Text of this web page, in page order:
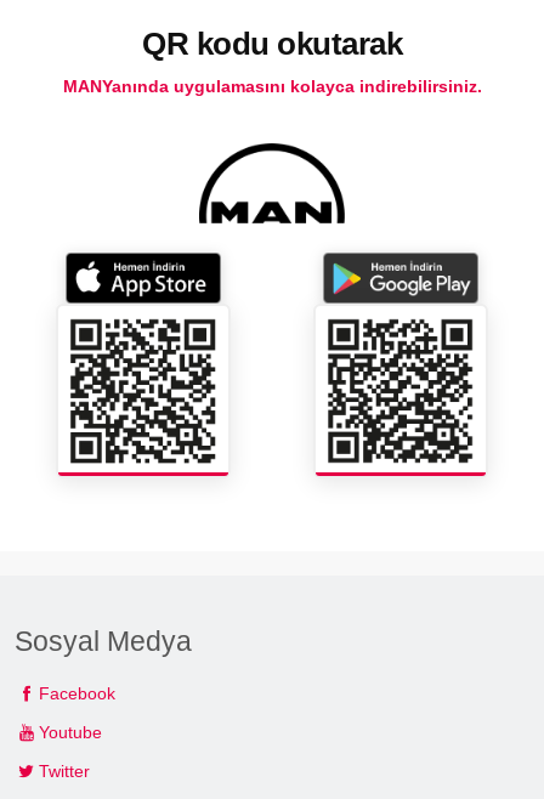
QR kodu okutarak
MANYanında uygulamasını kolayca indirebilirsiniz.
Sosyal Medya
Facebook
Youtube
Twitter